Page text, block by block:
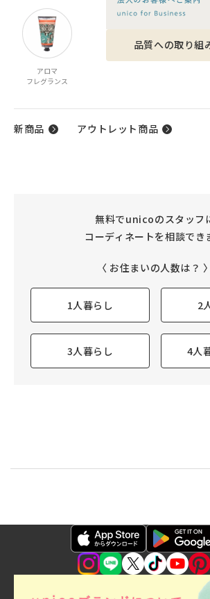
品質への取り組
アロマ
フレグランス
新商品 アウトレット商品
無料でunicoのスタッフ
コーディネートを相談でき
〈 お住まいの人数は？ 〉
1人暮らし 2
3人暮らし 4人